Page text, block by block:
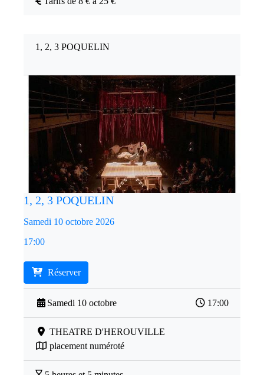
1, 2, 3 POQUELIN
1, 2, 3 POQUELIN
Samedi 10 octobre 2026
17:00
Réserver
Samedi 10 octobre 17:00
THEATRE D'HEROUVILLE
placement numéroté